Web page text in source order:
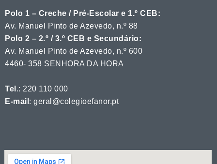
Polo 1 – Creche / Pré-Escolar e 1.º CEB:
Av. Manuel Pinto de Azevedo, n.º 88
Polo 2 – 2.º / 3.º CEB e Secundário:
Av. Manuel Pinto de Azevedo, n.º 600
4460- 358 SENHORA DA HORA
Tel .: 220 110 000
E-mail : geral@colegioefanor.pt